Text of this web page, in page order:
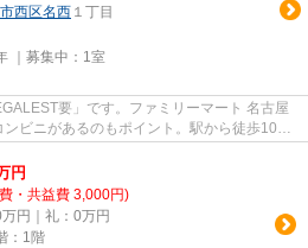
西区名西 １丁目
｜募集中： 1室
要」です。ファミリーマート 名古屋
ビニがあるのもポイント。駅から徒歩10分
円
・共益費 3,000円)
円｜礼：0万円
：1階